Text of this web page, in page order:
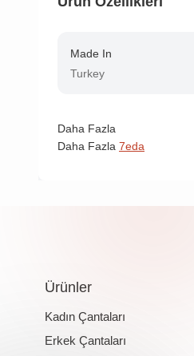
Made In
Turkey
Daha Fazla
Daha Fazla 7eda
Ürünler
Kadın Çantaları
Erkek Çantaları